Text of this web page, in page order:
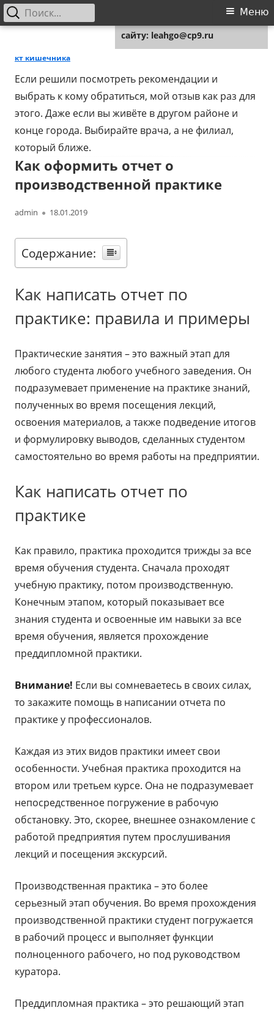
Основное
Меню
Найти:
кт кишечника
Если решили посмотреть рекомендации и
выбрать к кому обратиться, мой отзыв как раз для
этого. Даже если вы живёте в другом районе и
конце города. Выбирайте врача, а не филиал,
который ближе.
Как оформить отчет о
производственной практике
Автор
admin Опубликовано
18.01.2019
Содержание:
Как написать отчет по
практике: правила и примеры
Практические занятия – это важный этап для
любого студента любого учебного заведения. Он
подразумевает применение на практике знаний,
полученных во время посещения лекций,
освоения материалов, а также подведение итогов
и формулировку выводов, сделанных студентом
самостоятельно во время работы на предприятии.
Как написать отчет по
практике
Как правило, практика проходится трижды за все
время обучения студента. Сначала проходят
учебную практику, потом производственную.
Конечным этапом, который показывает все
знания студента и освоенные им навыки за все
время обучения, является прохождение
преддипломной практики.
Внимание! Если вы сомневаетесь в своих силах,
то закажите помощь в написании отчета по
практике у профессионалов.
Каждая из этих видов практики имеет свои
особенности. Учебная практика проходится на
втором или третьем курсе. Она не подразумевает
непосредственное погружение в рабочую
обстановку. Это, скорее, внешнее ознакомление с
работой предприятия путем прослушивания
лекций и посещения экскурсий.
Производственная практика – это более
серьезный этап обучения. Во время прохождения
производственной практики студент погружается
в рабочий процесс и выполняет функции
полноценного рабочего, но под руководством
куратора.
Преддипломная практика – это решающий этап
сайту: leahgo@cp9.ru